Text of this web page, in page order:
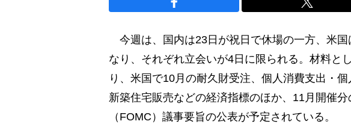
今週は、国内は23日が祝日で休場の一方、米国
なり、それぞれ立会いが4日に限られる。材料と
り、米国で10月の耐久財受注、個人消費支出・個
新築住宅販売などの経済指標のほか、11月開催
（FOMC）議事要旨の公表が予定されている。